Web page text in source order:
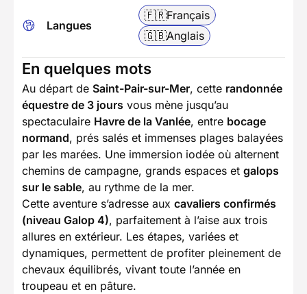
Langues
🇫🇷Français
🇬🇧Anglais
En quelques mots
Au départ de Saint-Pair-sur-Mer, cette randonnée
équestre de 3 jours vous mène jusqu’au
spectaculaire Havre de la Vanlée, entre bocage
normand, prés salés et immenses plages balayées
par les marées. Une immersion iodée où alternent
chemins de campagne, grands espaces et galops
sur le sable, au rythme de la mer.
Cette aventure s’adresse aux cavaliers confirmés
(niveau Galop 4), parfaitement à l’aise aux trois
allures en extérieur. Les étapes, variées et
dynamiques, permettent de profiter pleinement de
chevaux équilibrés, vivant toute l’année en
troupeau et en pâture.